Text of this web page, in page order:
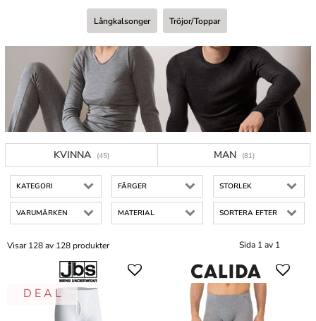
Långkalsonger Tröjor/toppar
KVINNA (45) MAN (81)
KATEGORI FÄRGER STORLEK
VARUMÄRKEN MATERIAL SORTERA EFTER
Sida 1 av 1
Visar 128 av 128 produkter
D E A L